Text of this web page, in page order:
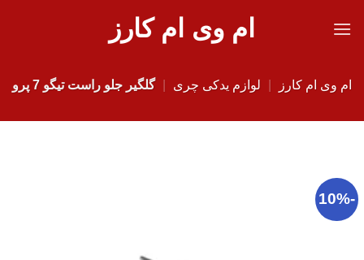
ام وی ام کارز
ام وی ام کارز لوازم یدکی چری گلگیر جلو راست تیگو 7 پرو
-10%